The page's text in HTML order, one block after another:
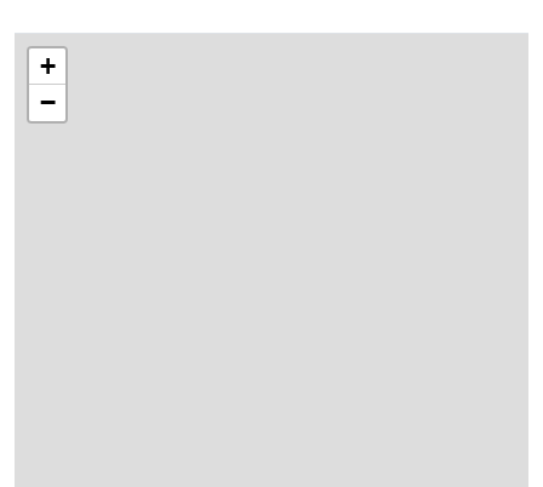
+
−